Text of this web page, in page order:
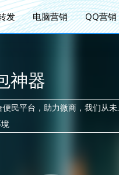
发 电脑营销 QQ营销
神器
民平台，助力微商，我们从